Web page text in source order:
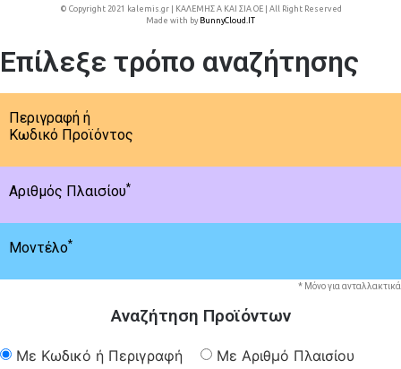
© Copyright 2021 kalemis.gr | ΚΑΛΕΜΗΣ Α ΚΑΙ ΣΙΑ ΟΕ | All Right Reserved
Made with by BunnyCloud.IT
Επίλεξε τρόπο αναζήτησης
Περιγραφή ή
Κωδικό Προϊόντος
Αριθμός Πλαισίου*
Μοντέλο*
* Μόνο για ανταλλακτικά
Αναζήτηση Προϊόντων
Με Κωδικό ή Περιγραφή Με Αριθμό Πλαισίου